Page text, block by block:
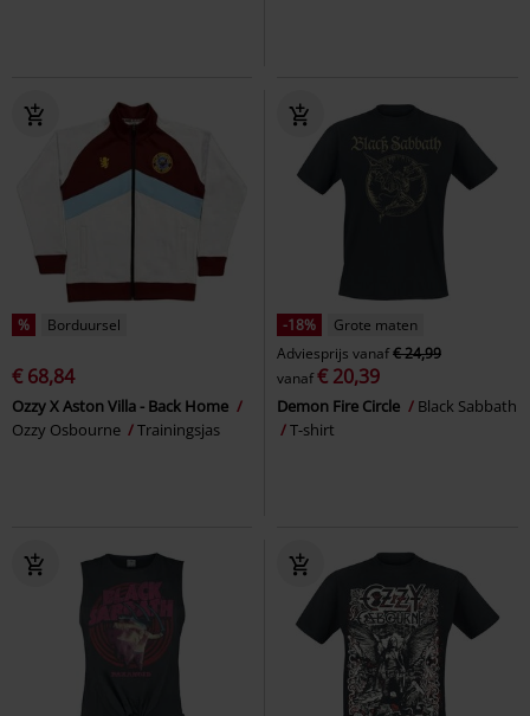
% Borduursel
€ 68,84
Ozzy X Aston Villa - Back Home
Ozzy Osbourne
Trainingsjas
-18%
Grote maten
Adviesprijs vanaf€ 24,99
vanaf€ 20,39
Demon Fire Circle
Black Sabbath
T-shirt